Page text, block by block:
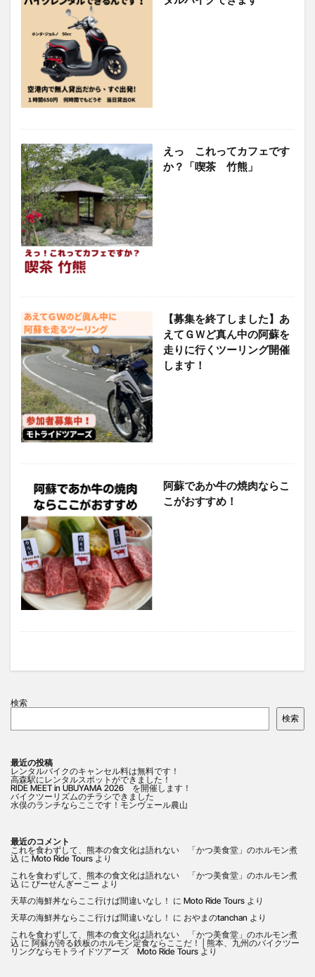
えっ これってカフェです
か？「喫茶 竹熊」
【募集を終了しました】あ
えてＧＷど真ん中の阿蘇を
走りに行くツーリング開催
します！
阿蘇であか牛の焼肉ならこ
こがおすすめ！
検索
検索
最近の投稿
レンタルバイクのキャンセル料は無料です！
高森駅にレンタルスポットができました！
RIDE MEET in UBUYAMA 2026 を開催します！
バイクツーリズムのチラシできました
水俣のランチならここです！モンヴェール農山
最近のコメント
これを食わずして、熊本の食文化は語れない 「かつ美食堂」のホルモン煮
込 にMoto Ride Toursより
これを食わずして、熊本の食文化は語れない 「かつ美食堂」のホルモン煮
込 にびーせんぎーこーより
天草の海鮮丼ならここ行けば間違いなし！ に Moto Ride Tours より
天草の海鮮丼ならここ行けば間違いなし！ に おやまのtanchan より
これを食わずして、熊本の食文化は語れない 「かつ美食堂」のホルモン煮
込 に阿蘇が誇る鉄板のホルモン定食ならここだ！│熊本、九州のバイクツー
リングならモトライドツアーズ Moto Ride Tours より